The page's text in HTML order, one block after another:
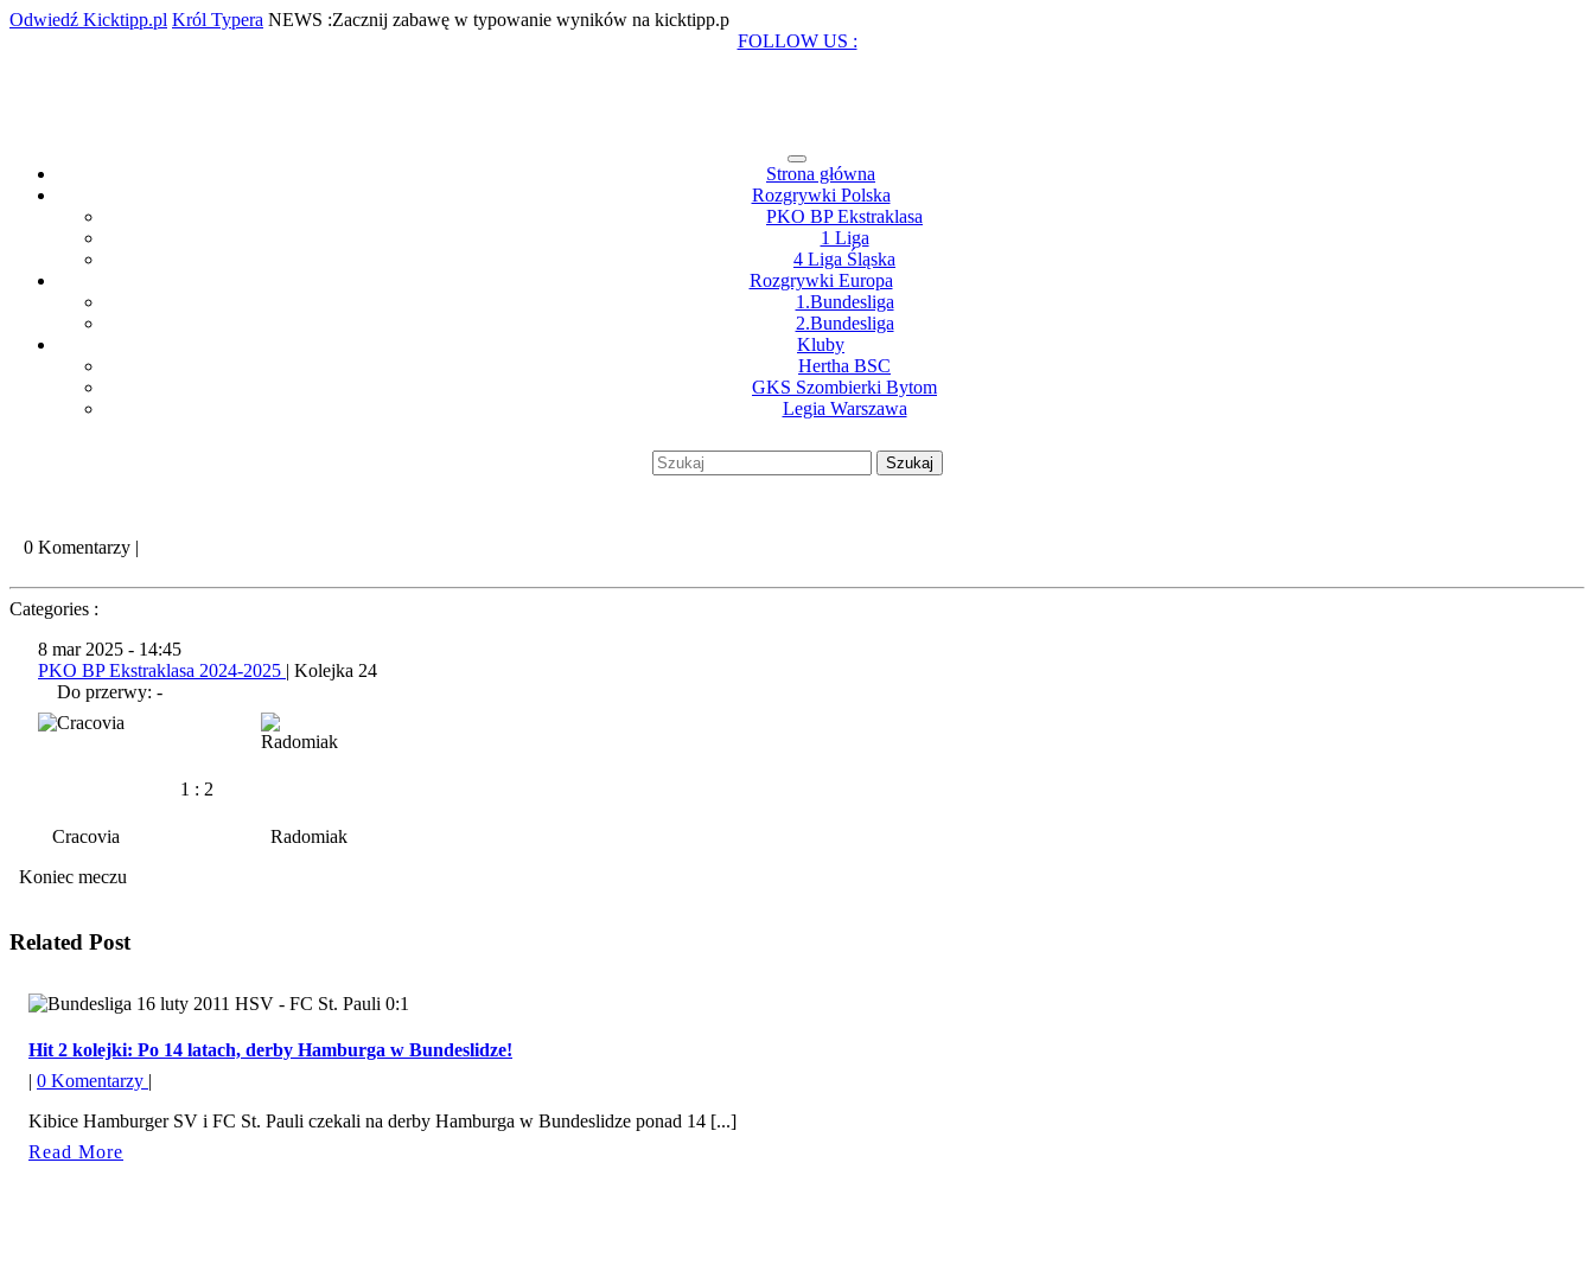
Skip
Odwiedź Kicktipp.pl Odwiedź
Król Typera Król
NEWS :Zacznij zabawę w typowanie wyników na kicktipp.pZacznij
zabawę
FOLLOW US :Facebook
Twitter
Instagram
Pinterest
Open
Menu
Strona główna
Rozgrywki Polska
PKO BP Ekstraklasa
1 Liga
4 Liga Śląska
Rozgrywki Europa
1.Bundesliga
2.Bundesliga
Kluby
Hertha BSC
GKS Szombierki Bytom
Legia Warszawa
Menu
Szukaj:
0 Komentarzy |
Categories :
8 mar 2025 - 14:45
PKO BP Ekstraklasa 2024-2025 | Kolejka 24
Do przerwy: -
Cracovia
1 : 2
Radomiak
Koniec meczu
Related Post
Hit 2 kolejki: Po 14 latach, derby Hamburga w Bundeslidze!
| 0 Komentarzy |
Kibice Hamburger SV i FC St. Pauli czekali na derby Hamburga w Bundeslidze ponad 14 [...]
Read More